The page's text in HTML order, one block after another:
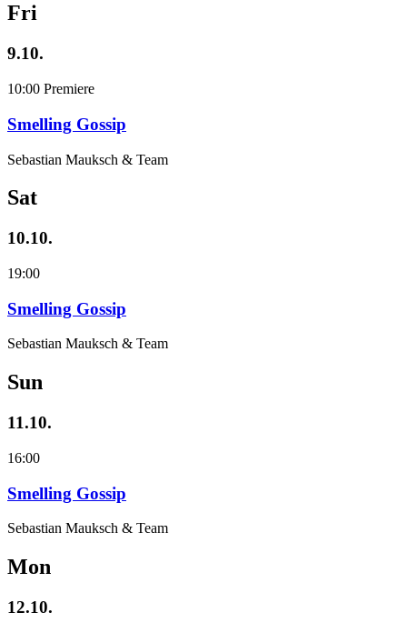
Fri
9.10.
10:00 Premiere
Smelling Gossip
Sebastian Mauksch & Team
Sat
10.10.
19:00
Smelling Gossip
Sebastian Mauksch & Team
Sun
11.10.
16:00
Smelling Gossip
Sebastian Mauksch & Team
Mon
12.10.